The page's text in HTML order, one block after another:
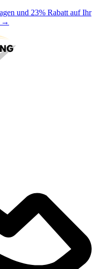
und 23% Rabatt auf Ihr
→